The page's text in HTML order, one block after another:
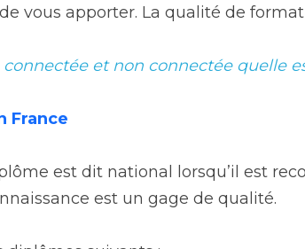
vous apporter. La qualité de
connectée et non connectée quelle
France
est dit national lorsqu’il est
est un gage de qualité.